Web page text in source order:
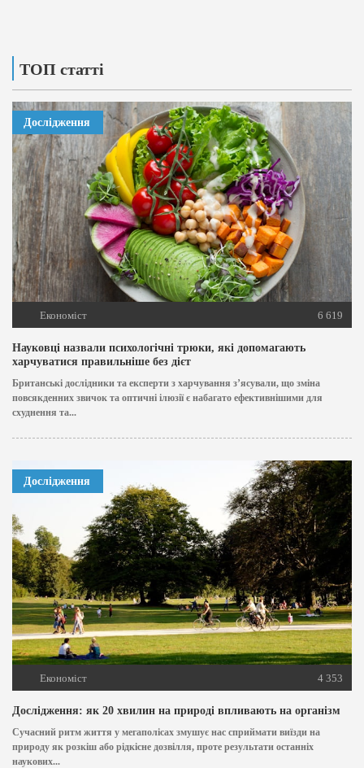
ТОП статті
Дослідження
Економіст 6 619
Науковці назвали психологічні трюки, які допомагають
харчуватися правильніше без дієт
Британські дослідники та експерти з харчування з’ясували, що зміна
повсякденних звичок та оптичні ілюзії є набагато ефективнішими для
схуднення та...
Дослідження
Економіст 4 353
Дослідження: як 20 хвилин на природі впливають на організм
Сучасний ритм життя у мегаполісах змушує нас сприймати виїзди на
природу як розкіш або рідкісне дозвілля, проте результати останніх
наукових...